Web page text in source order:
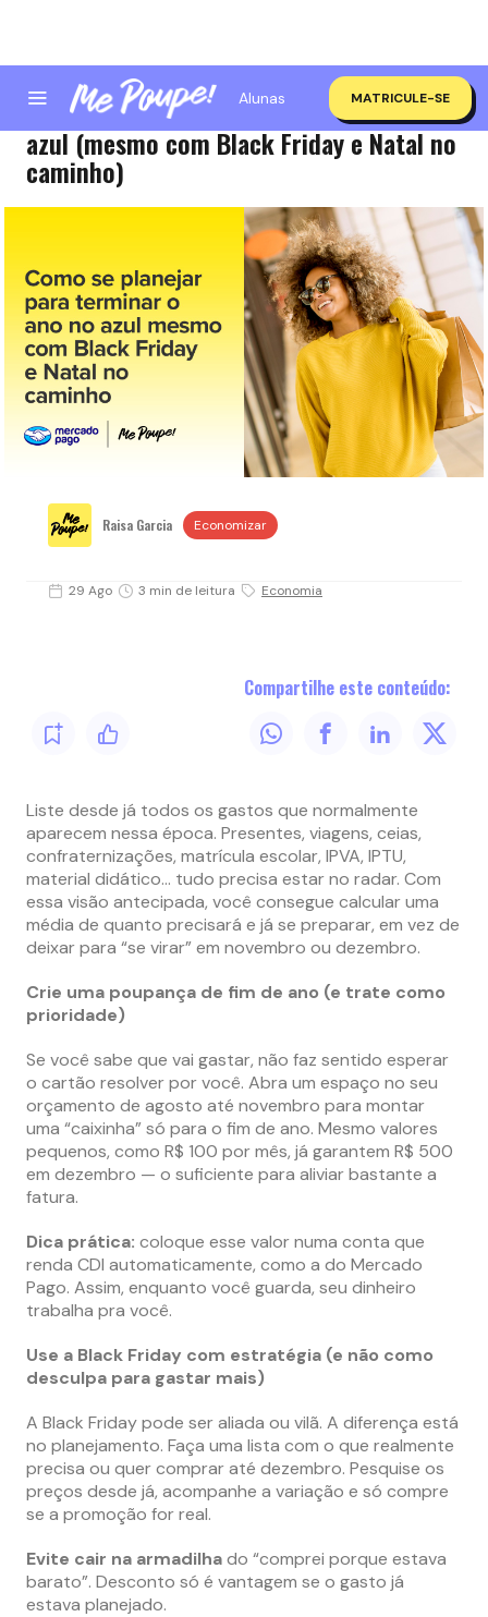
Alunas MATRICULE-SE
Como se planejar para terminar o ano no
azul (mesmo com Black Friday e Natal no
caminho)
Raisa Garcia Economizar
29 Ago 3 min de leitura Economia
Compartilhe este conteúdo:
Liste desde já todos os gastos que normalmente
aparecem nessa época. Presentes, viagens, ceias,
confraternizações, matrícula escolar, IPVA, IPTU,
material didático… tudo precisa estar no radar. Com
essa visão antecipada, você consegue calcular uma
média de quanto precisará e já se preparar, em vez de
deixar para “se virar” em novembro ou dezembro.
Crie uma poupança de fim de ano (e trate como
prioridade)
Se você sabe que vai gastar, não faz sentido esperar
o cartão resolver por você. Abra um espaço no seu
orçamento de agosto até novembro para montar
uma “caixinha” só para o fim de ano. Mesmo valores
pequenos, como R$ 100 por mês, já garantem R$ 500
em dezembro — o suficiente para aliviar bastante a
fatura.
Dica prática: coloque esse valor numa conta que
renda CDI automaticamente, como a do Mercado
Pago. Assim, enquanto você guarda, seu dinheiro
trabalha pra você.
Use a Black Friday com estratégia (e não como
desculpa para gastar mais)
A Black Friday pode ser aliada ou vilã. A diferença está
no planejamento. Faça uma lista com o que realmente
precisa ou quer comprar até dezembro. Pesquise os
preços desde já, acompanhe a variação e só compre
se a promoção for real.
Evite cair na armadilhado “comprei porque estava
barato”. Desconto só é vantagem se o gasto já
estava planejado.